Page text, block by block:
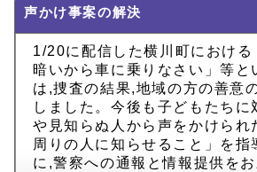
声かけ事案の解決
1/20に配信した横川町における
暗いから車に乗りなさい」等と
は,捜査の結果,地域の方の善意
しました。今後も子どもたちに
や見知らぬ人から声をかけられ
周りの人に知らせること」を指
に,警察への通報と情報提供をお